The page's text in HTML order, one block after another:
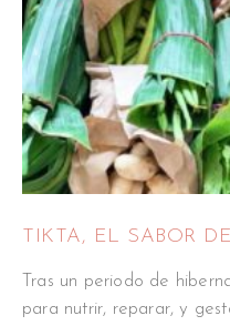
TIKTA, EL SABOR
Tras un periodo de
para nutrir, reparar, y